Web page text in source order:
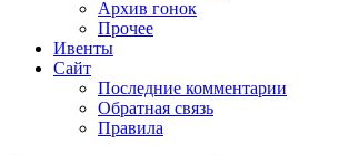
Архив гонок
Прочее
Ивенты
Сайт
Последние комментарии
Обратная связь
Правила